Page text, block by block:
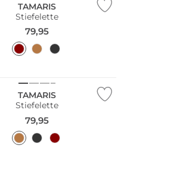
TAMARIS
Stiefelette
79,95
TAMARIS
Stiefelette
79,95